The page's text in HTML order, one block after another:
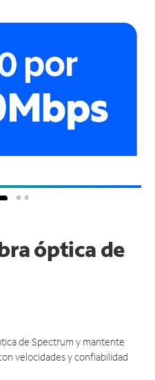
óptica de
de Spectrum y mantente
velocidades y confiabilidad